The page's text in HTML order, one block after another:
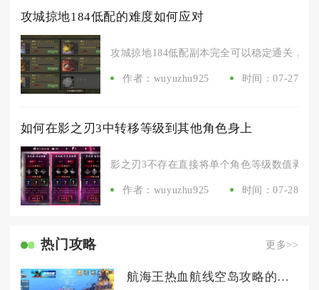
攻城掠地184低配的难度如何应对
攻城掠地184低配副本完全可以稳定通关，
作者：wuyuzhu925 时间：07-27
如何在影之刃3中转移等级到其他角色身上
影之刃3不存在直接将单个角色等级数值剥离
作者：wuyuzhu925 时间：07-28
热门攻略 更多>>
航海王热血航线空岛攻略的奖励有哪些